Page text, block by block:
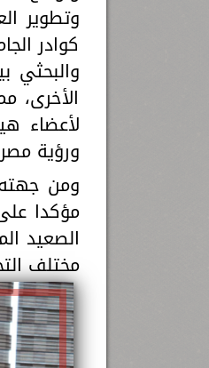
وتطوير
كوادر
والبحثي
الأخرى،
لأعضاء
ورؤية مصر ٢٠٣٠.
ومن
مؤكدا
الصعيد
مختلف